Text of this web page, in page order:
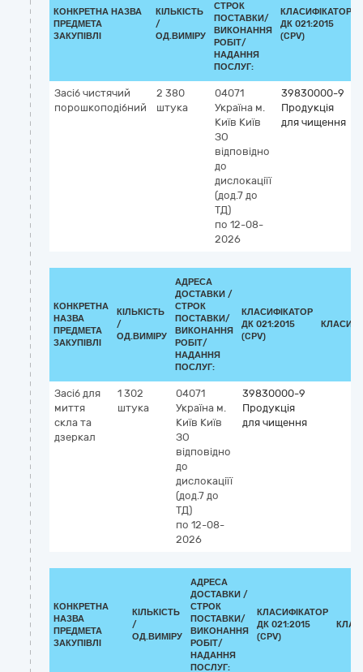
КОНКРЕТНА НАЗВА
ПРЕДМЕТА
ЗАКУПІВЛІ
КІЛЬКІСТЬ
/
ОД.ВИМІРУ
СТРОК
ПОСТАВКИ/
ВИКОНАННЯ
РОБІТ/
НАДАННЯ
ПОСЛУГ:
КЛАСИФІКАТОР
ДК 021:2015
(CPV)
Засіб чистячий
порошкоподібний
2 380
штука
04071
Україна м.
Київ Київ
ЗО
відповідно
до
дислокаціїї
(дод.7 до
ТД)
по 12-08-
2026
39830000-9
Продукція
для чищення
КОНКРЕТНА
НАЗВА
ПРЕДМЕТА
ЗАКУПІВЛІ
КІЛЬКІСТЬ
/
ОД.ВИМІРУ
АДРЕСА
ДОСТАВКИ /
СТРОК
ПОСТАВКИ/
ВИКОНАННЯ
РОБІТ/
НАДАННЯ
ПОСЛУГ:
КЛАСИФІКАТОР
ДК 021:2015
(CPV)
Засіб для
миття
скла та
дзеркал
1 302
штука
04071
Україна м.
Київ Київ
ЗО
відповідно
до
дислокаціїї
(дод.7 до
ТД)
по 12-08-
2026
39830000-9
Продукція
для чищення
КОНКРЕТНА
НАЗВА
ПРЕДМЕТА
ЗАКУПІВЛІ
КІЛЬКІСТЬ
/
ОД.ВИМІРУ
АДРЕСА
ДОСТАВКИ /
СТРОК
ПОСТАВКИ/
ВИКОНАННЯ
РОБІТ/
НАДАННЯ
ПОСЛУГ:
КЛАСИФІКАТОР
ДК 021:2015
(CPV)